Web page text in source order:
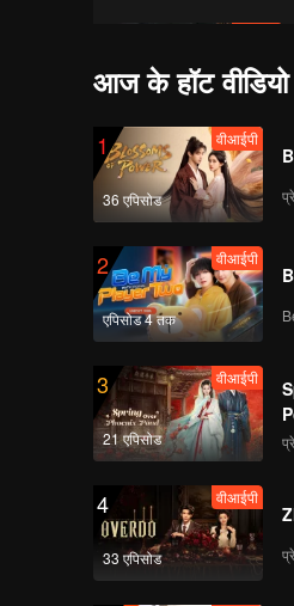
वीआईपी
वीआईपी
वीआईपी
वीआईपी
आज के हॉट वीडियो
1
36 एपिसोड
वीआईपी
2
एपिसोड 4 तक
वीआईपी
3
21 एपिसोड
वीआईपी
4
33 एपिसोड
वीआईपी